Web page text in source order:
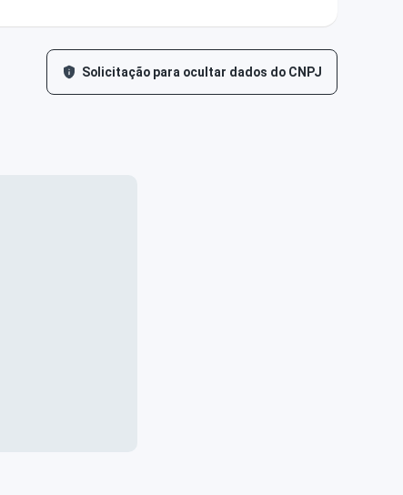
Solicitação para ocultar dados do CNPJ